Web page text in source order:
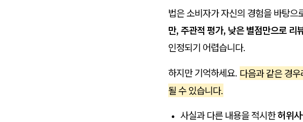
법은 소비자가 자신의 경험을 바탕
만, 주관적 평가, 낮은 별점만으로 리
인정되기 어렵습니다.
하지만 기억하세요. 다음과 같은 경
될 수 있습니다.
사실과 다른 내용을 적시한허위